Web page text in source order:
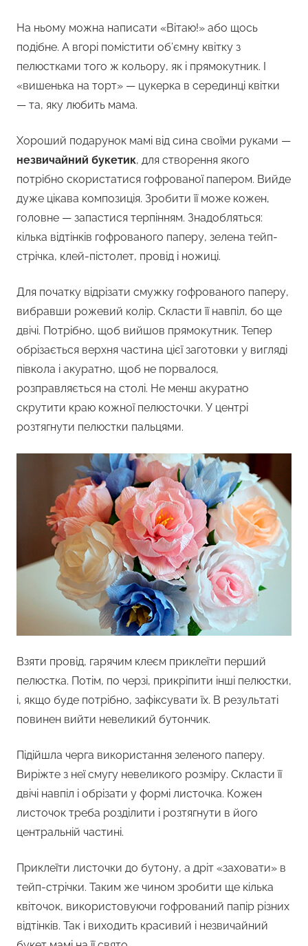
На ньому можна написати «Вітаю!» або щось
подібне. А вгорі помістити об’ємну квітку з
пелюстками того ж кольору, як і прямокутник. І
«вишенька на торт» — цукерка в серединці квітки
— та, яку любить мама.
Хороший подарунок мамі від сина своїми руками —
незвичайний букетик, для створення якого
потрібно скористатися гофрованої папером. Вийде
дуже цікава композиція. Зробити її може кожен,
головне — запастися терпінням. Знадобляться:
кілька відтінків гофрованого паперу, зелена тейп-
стрічка, клей-пістолет, провід і ножиці.
Для початку відрізати смужку гофрованого паперу,
вибравши рожевий колір. Скласти її навпіл, бо ще
двічі. Потрібно, щоб вийшов прямокутник. Тепер
обрізається верхня частина цієї заготовки у вигляді
півкола і акуратно, щоб не порвалося,
розправляється на столі. Не менш акуратно
скрутити краю кожної пелюсточки. У центрі
розтягнути пелюстки пальцями.
Взяти провід, гарячим клеєм приклеїти перший
пелюстка. Потім, по черзі, прикріпити інші пелюстки,
і, якщо буде потрібно, зафіксувати їх. В результаті
повинен вийти невеликий бутончик.
Підійшла черга використання зеленого паперу.
Виріжте з неї смугу невеликого розміру. Скласти її
двічі навпіл і обрізати у формі листочка. Кожен
листочок треба розділити і розтягнути в його
центральній частині.
Приклеїти листочки до бутону, а дріт «заховати» в
тейп-стрічки. Таким же чином зробити ще кілька
квіточок, використовуючи гофрований папір різних
відтінків. Так і виходить красивий і незвичайний